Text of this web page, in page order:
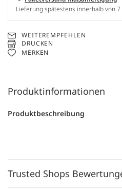
Lieferung spätestens innerhalb von
WEITEREMPFEHLEN
DRUCKEN
MERKEN
Produktinformationen
Produktbeschreibung
Trusted Shops